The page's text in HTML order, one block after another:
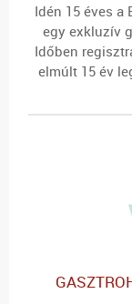
Idén 15 éves a
egy exkluzív
Időben
elmúlt 15 év